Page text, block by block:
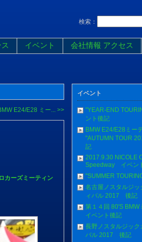
検索：
イベント 会社情報 アクセス
E24/E28 ミー... >>
カーズミーティン
イベント
"YEAR-END
ント後記
BMW E24/E28ミー
"AUTUMN TOUR
記
2017.9.30 NICOLE
Speedway イベン
"SUMMER
名古屋ノスタルジッ
ィバル 2017 後記
第１４回 80'S
イベント後記
長野ノスタルジック
バル 2017 後記